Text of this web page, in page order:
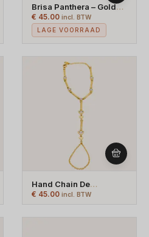
Brisa Panthera – Gold
Plated
€ 45.00 incl. BTW
LAGE VOORRAAD
Hand Chain De
Triángulo
€ 45.00 incl. BTW